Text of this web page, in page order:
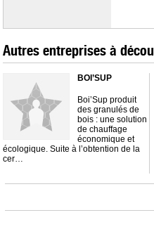
Autres entreprises à
BOI’SUP
Boi’Sup produit
des granulés de
bois : une solution
de chauffage
économique et
écologique. Suite à l’obtention de la
cer…